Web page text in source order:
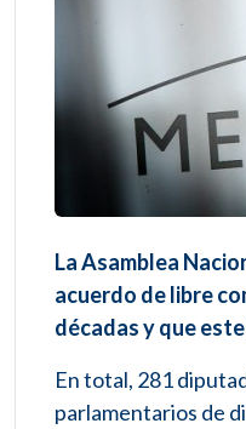
La Asamblea
acuerdo de libre
décadas y que
En total, 281
parlamentarios de